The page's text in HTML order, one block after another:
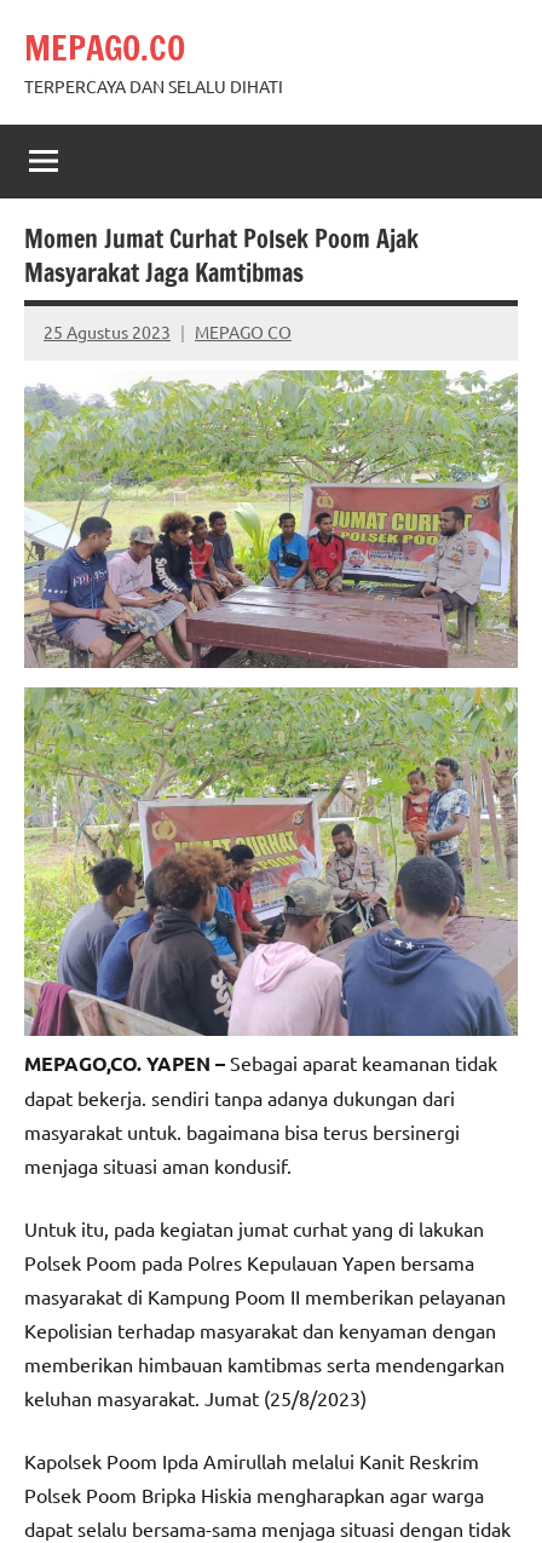
content
MEPAGO.CO
TERPERCAYA DAN SELALU DIHATI
Momen Jumat Curhat Polsek Poom Ajak
Masyarakat Jaga Kamtibmas
25 Agustus 2023 MEPAGO CO
No
MEPAGO,CO. YAPEN – Sebagai aparat keamanan tidak
dapat bekerja. sendiri tanpa adanya dukungan dari
masyarakat untuk. bagaimana bisa terus bersinergi
menjaga situasi aman kondusif.
Untuk itu, pada kegiatan jumat curhat yang di lakukan
Polsek Poom pada Polres Kepulauan Yapen bersama
masyarakat di Kampung Poom II memberikan pelayanan
Kepolisian terhadap masyarakat dan kenyaman dengan
memberikan himbauan kamtibmas serta mendengarkan
keluhan masyarakat. Jumat (25/8/2023)
Kapolsek Poom Ipda Amirullah melalui Kanit Reskrim
Polsek Poom Bripka Hiskia mengharapkan agar warga
dapat selalu bersama-sama menjaga situasi dengan tidak